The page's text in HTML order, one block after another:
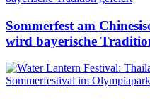
Sommerfest am
wird bayerische